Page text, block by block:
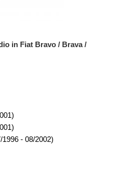
in Fiat Bravo / Brava /
- 08/2002)